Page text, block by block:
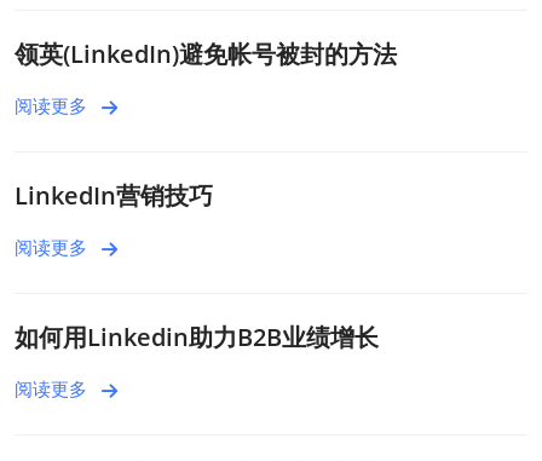
领英(LinkedIn)避免帐号被封的方法
阅读更多
LinkedIn营销技巧
阅读更多
如何用Linkedin助力B2B业绩增长
阅读更多